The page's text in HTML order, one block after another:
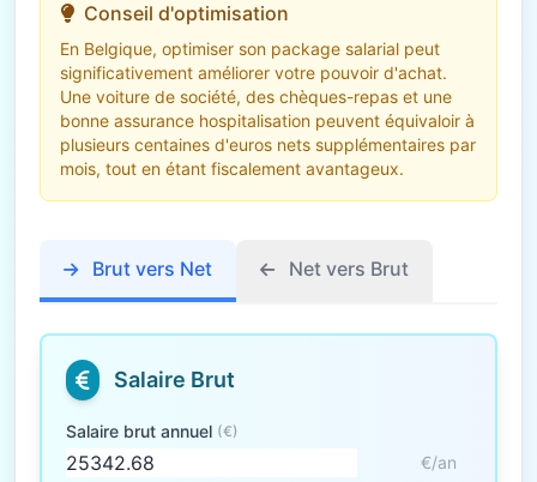
Conseil d'optimisation
En Belgique, optimiser son package salarial peut
significativement améliorer votre pouvoir d'achat.
Une voiture de société, des chèques-repas et une
bonne assurance hospitalisation peuvent équivaloir à
plusieurs centaines d'euros nets supplémentaires par
mois, tout en étant fiscalement avantageux.
Brut vers Net Net vers Brut
Salaire Brut
Salaire brut annuel (€)
€/an